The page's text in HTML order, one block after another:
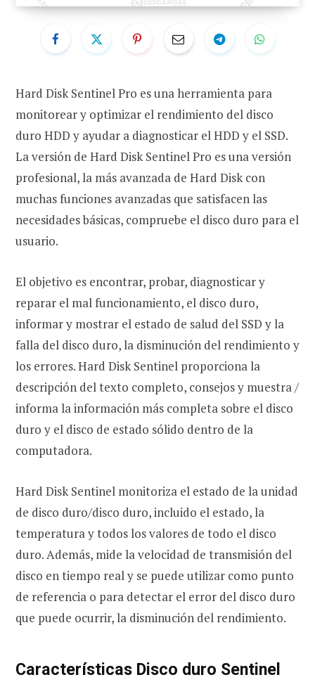
Hard Disk Sentinel Pro es una herramienta para
monitorear y optimizar el rendimiento del disco
duro HDD y ayudar a diagnosticar el HDD y el SSD.
La versión de Hard Disk Sentinel Pro es una versión
profesional, la más avanzada de Hard Disk con
muchas funciones avanzadas que satisfacen las
necesidades básicas, compruebe el disco duro para el
usuario.
El objetivo es encontrar, probar, diagnosticar y
reparar el mal funcionamiento, el disco duro,
informar y mostrar el estado de salud del SSD y la
falla del disco duro, la disminución del rendimiento y
los errores. Hard Disk Sentinel proporciona la
descripción del texto completo, consejos y muestra /
informa la información más completa sobre el disco
duro y el disco de estado sólido dentro de la
computadora.
Hard Disk Sentinel monitoriza el estado de la unidad
de disco duro/disco duro, incluido el estado, la
temperatura y todos los valores de todo el disco
duro. Además, mide la velocidad de transmisión del
disco en tiempo real y se puede utilizar como punto
de referencia o para detectar el error del disco duro
que puede ocurrir, la disminución del rendimiento.
Características Disco duro Sentinel